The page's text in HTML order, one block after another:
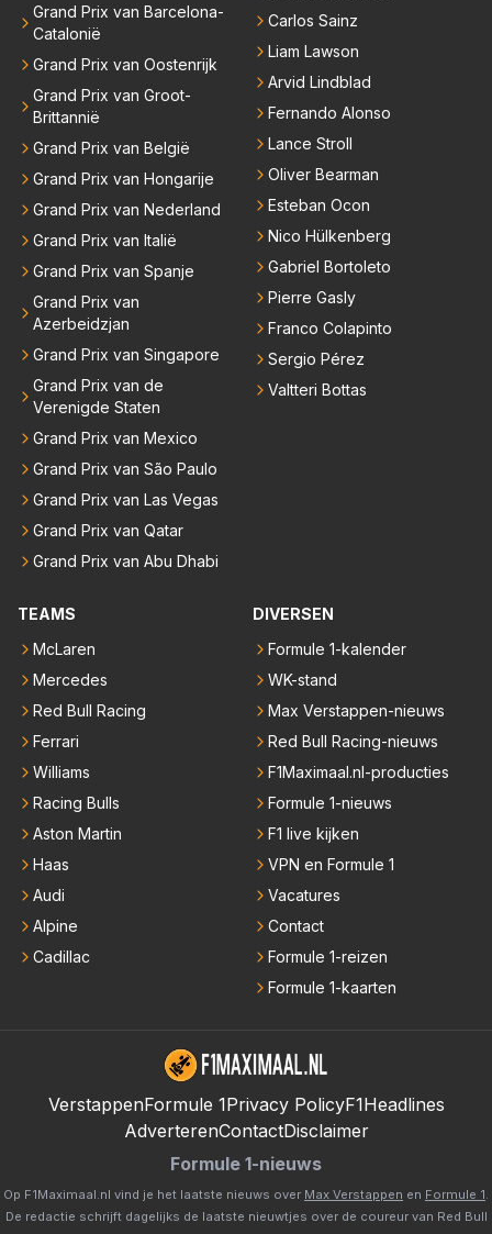
Grand Prix van Barcelona-
Catalonië
Grand Prix van Oostenrijk
Grand Prix van Groot-
Brittannië
Grand Prix van België
Grand Prix van Hongarije
Grand Prix van Nederland
Grand Prix van Italië
Grand Prix van Spanje
Grand Prix van
Azerbeidzjan
Grand Prix van Singapore
Grand Prix van de
Verenigde Staten
Grand Prix van Mexico
Grand Prix van São Paulo
Grand Prix van Las Vegas
Grand Prix van Qatar
Grand Prix van Abu Dhabi
Carlos Sainz
Liam Lawson
Arvid Lindblad
Fernando Alonso
Lance Stroll
Oliver Bearman
Esteban Ocon
Nico Hülkenberg
Gabriel Bortoleto
Pierre Gasly
Franco Colapinto
Sergio Pérez
Valtteri Bottas
TEAMS
McLaren
Mercedes
Red Bull Racing
Ferrari
Williams
Racing Bulls
Aston Martin
Haas
Audi
Alpine
Cadillac
DIVERSEN
Formule 1-kalender
WK-stand
Max Verstappen-nieuws
Red Bull Racing-nieuws
F1Maximaal.nl-producties
Formule 1-nieuws
F1 live kijken
VPN en Formule 1
Vacatures
Contact
Formule 1-reizen
Formule 1-kaarten
VerstappenFormule 1Privacy PolicyF1Headlines
AdverterenContactDisclaimer
Formule 1-nieuws
Op F1Maximaal.nl vind je het laatste nieuws over Max Verstappen en Formule 1.
De redactie schrijft dagelijks de laatste nieuwtjes over de coureur van Red Bull